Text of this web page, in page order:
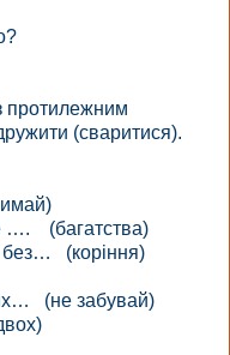
протилежним
(сваритися).
…. (багатства)
без… (коріння)
(не забувай)